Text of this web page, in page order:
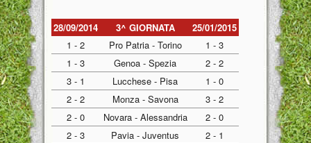
28/09/2014 3^ GIORNATA
25/01/2015
1 - 2
Pro Patria - Torino
1 - 3
1 - 3
Genoa - Spezia
2 - 2
3 - 1
Lucchese - Pisa
1 - 0
2 - 2
Monza - Savona
3 - 2
2 - 0
Novara - Alessandria
2 - 0
2 - 3
Pavia - Juventus
2 - 1